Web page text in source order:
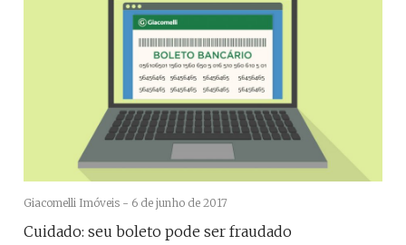
Giacomelli Imóveis - 6 de junho de 2017
Cuidado: seu boleto pode ser fraudado